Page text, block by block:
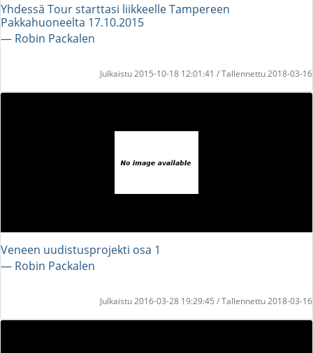
Yhdessä Tour starttasi liikkeelle Tampereen
Pakkahuoneelta 17.10.2015
― Robin Packalen
Julkaistu 2015-10-18 12:01:41 / Tallennettu 2018-03-16
Veneen uudistusprojekti osa 1
― Robin Packalen
Julkaistu 2016-03-28 19:29:45 / Tallennettu 2018-03-16